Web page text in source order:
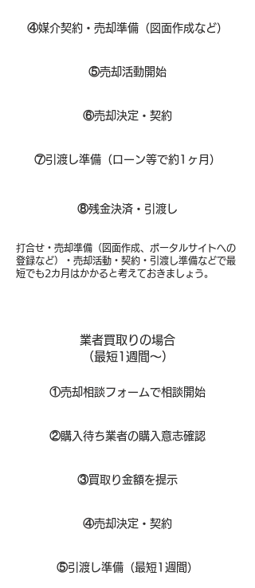
④媒介契約・売却準備（図面作成など）
⑤売却活動開始
⑥売却決定・契約
⑦引渡し準備（ローン等で約1ヶ月）
打合せ・売却準備（図面作成、ポータルサイトへの
登録など）・売却活動・契約・引渡し準備などで最
短でも2カ月はかかると考えておきましょう。
⑧​残金決済・引渡し
業者買取りの場合
（​最短1週間～）
①​売却相談フォームで相談開始
②購入待ち業者の購入意志確認
③買取り金額を提示
④売却決定・契約
⑤引渡し準備（最短1週間）